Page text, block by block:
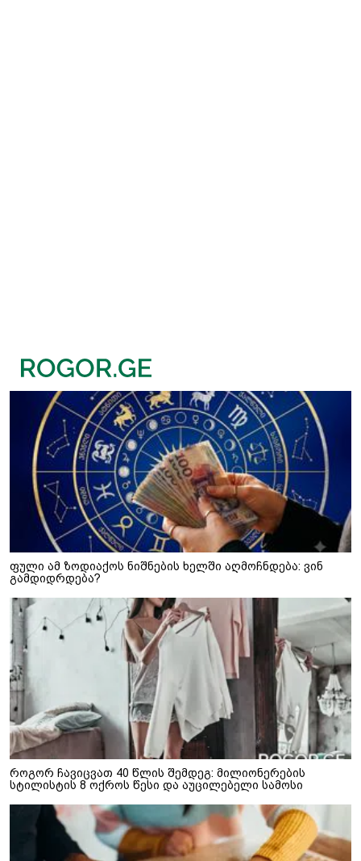
ფული ამ ზოდიაქოს ნიშნების ხელში აღმოჩნდება: ვინ
გამდიდრდება?
როგორ ჩავიცვათ 40 წლის შემდეგ: მილიონერების
სტილისტის 8 ოქროს წესი და აუცილებელი სამოსი